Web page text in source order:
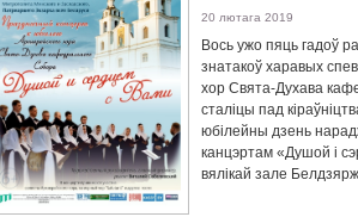
20 лютага 2019
Вось ужо пяць гадоў
знатакоў харавых
хор Свята-Духава
сталіцы пад
юбілейны дзень
канцэртам «Душой і
вялікай зале